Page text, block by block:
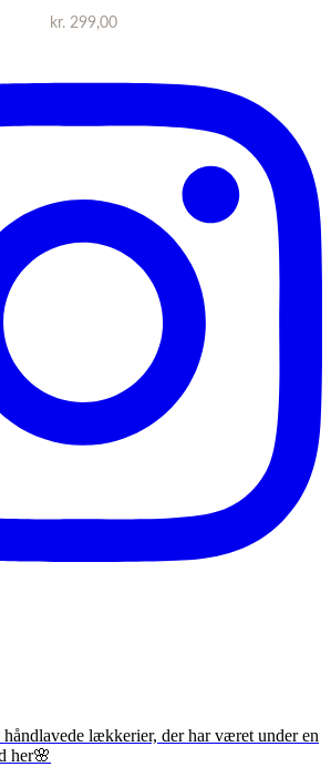
kr.299,00
lækkerier, der har været under en
her🌸